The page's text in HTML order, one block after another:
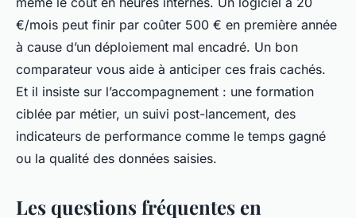
€/mois peut finir par coûter 500 € en première année
à cause d’un déploiement mal encadré. Un bon
comparateur vous aide à anticiper ces frais cachés.
Et il insiste sur l’accompagnement : une formation
ciblée par métier, un suivi post-lancement, des
indicateurs de performance comme le temps gagné
ou la qualité des données saisies.
Les questions fréquentes en